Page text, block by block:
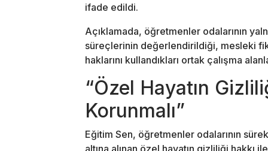
ifade edildi.
Açıklamada, öğretmenler odalarının
süreçlerinin değerlendirildiği, mesleki
haklarını kullandıkları ortak çalışma
“Özel Hayatın
Korunmalı”
Eğitim Sen, öğretmenler odalarının
altına alınan özel hayatın gizliliği hakkı